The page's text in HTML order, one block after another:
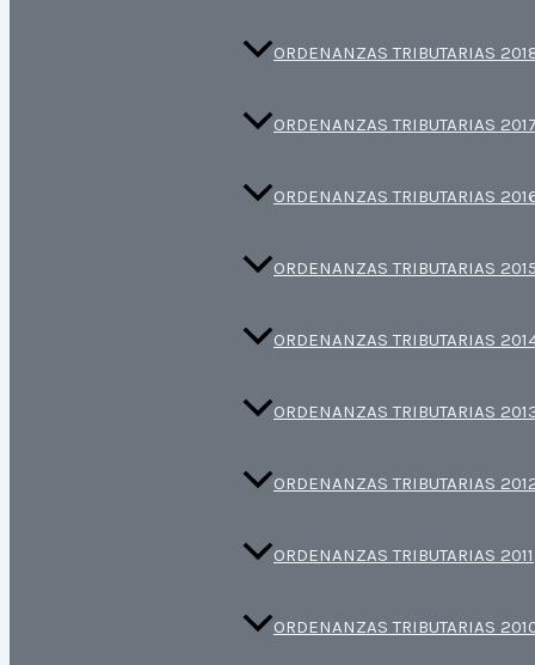
ORDENANZAS TRIBUTARIAS
ORDENANZAS TRIBUTARIAS 2017
ORDENANZAS TRIBUTARIAS
ORDENANZAS TRIBUTARIAS 2015
ORDENANZAS TRIBUTARIAS
ORDENANZAS TRIBUTARIAS
ORDENANZAS TRIBUTARIAS
ORDENANZAS TRIBUTARIAS 2011
ORDENANZAS TRIBUTARIAS